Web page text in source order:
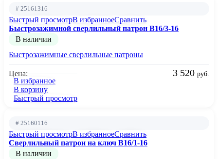
# 25161316
Быстрый просмотрВ избранноеСравнить
Быстрозажимной сверлильный патрон B16/3-16
В наличии
Быстрозажимные сверлильные патроны
Цена: 3 520 руб.
В избранное
В корзину
Быстрый просмотр
# 25160116
Быстрый просмотрВ избранноеСравнить
Сверлильный патрон на ключ B16/1-16
В наличии